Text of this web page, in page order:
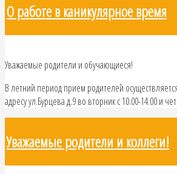
О работе в каникулярное время
Уважаемые родители и обучающиеся!
В летний период прием родителей
адресу ул.Бурцева д.9 во вторник с 10.00-14.00 и
Уважаемые родители и коллеги!